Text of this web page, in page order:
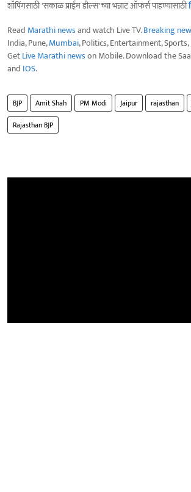
शॉपिंगसाठी 'सकाळ प्राईम डील्स'च्या भन्नाट ऑफर्स पाहण्यासाठी
Read Marathi newsand watch Live TV.Breaking
India, Pune,Mumbai, Politics, Entertainment,
GetLive Marathi newson Mobile. Download the
and IOS.
BJP Amit Shah PM Modi Jaipur rajasthan
Rajasthan BJP